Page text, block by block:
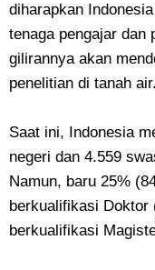
diharapkan
tenaga pengajar dan
gilirannya akan
penelitian di tanah air.
Saat ini, Indonesia
negeri dan 4.559
Namun, baru 25%
berkualifikasi Doktor
berkualifikasi